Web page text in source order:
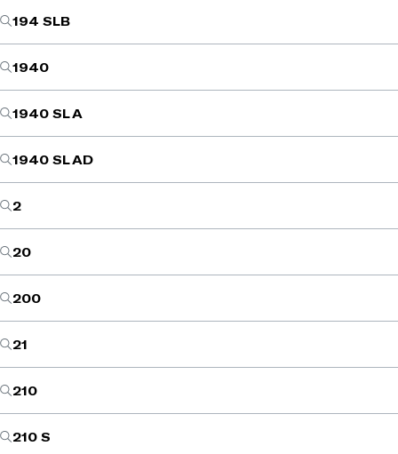
194 SLB
1940
1940 SL A
1940 SL AD
2
20
200
21
210
210 S